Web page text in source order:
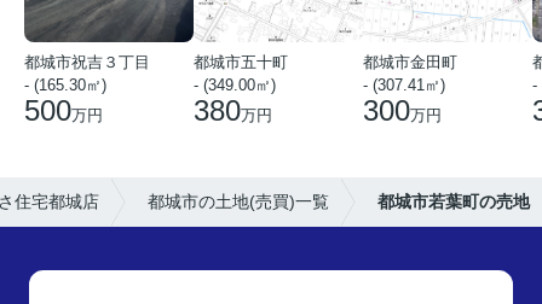
都城市祝吉３丁目
- (165.30㎡)
500万円
都城市五十町
- (349.00㎡)
380万円
都城市金田町
- (307.41㎡)
300万円
-
住宅都城店 都城市の土地(売買)一覧 都城市若葉町の売地